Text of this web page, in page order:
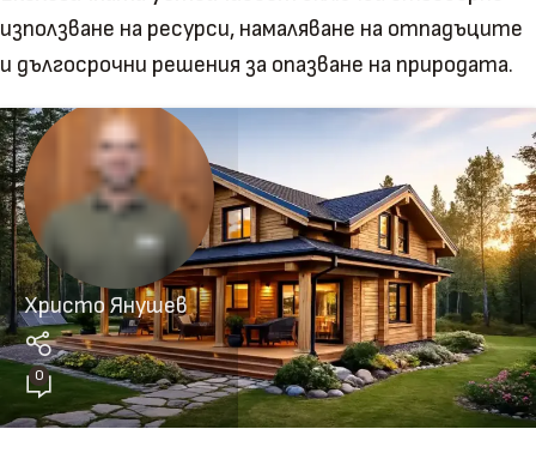
използване на ресурси, намаляване на отпадъците
и дългосрочни решения за опазване на природата.
Христо Янушев
0